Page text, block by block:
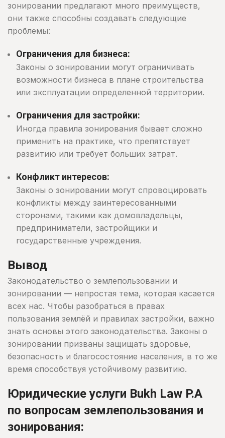
зонировании предлагают много преимуществ,
они также способны создавать следующие
проблемы:
Ограничения для бизнеса:
Законы о зонировании могут ограничивать
возможности бизнеса в плане строительства
или эксплуатации определенной территории.
Ограничения для застройки:
Иногда правила зонирования бывает сложно
применить на практике, что препятствует
развитию или требует больших затрат.
Конфликт интересов:
Законы о зонировании могут спровоцировать
конфликты между заинтересованными
сторонами, такими как домовладельцы,
предприниматели, застройщики и
государственные учреждения.
Вывод
Законодательство о землепользовании и
зонировании — непростая тема, которая касается
всех нас. Чтобы разобраться в правах
пользования землёй и правилах застройки, важно
знать основы этого законодательства. Законы о
зонировании призваны защищать здоровье,
безопасность и благосостояние населения, в то же
время способствуя устойчивому развитию.
Юридические услуги Bukh Law P.A
по вопросам землепользования и
зонирования: